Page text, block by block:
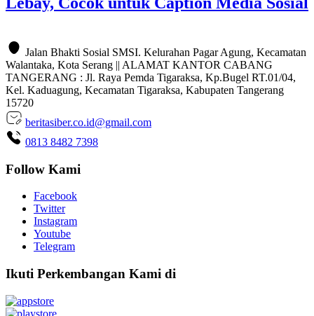
Jalan Bhakti Sosial SMSI. Kelurahan Pagar Agung, Kecamatan
Walantaka, Kota Serang || ALAMAT KANTOR CABANG
TANGERANG : Jl. Raya Pemda Tigaraksa, Kp.Bugel RT.01/04,
Kel. Kaduagung, Kecamatan Tigaraksa, Kabupaten Tangerang
15720
beritasiber.co.id@gmail.com
0813 8482 7398
Follow Kami
Facebook
Twitter
Instagram
Youtube
Telegram
Ikuti Perkembangan Kami di